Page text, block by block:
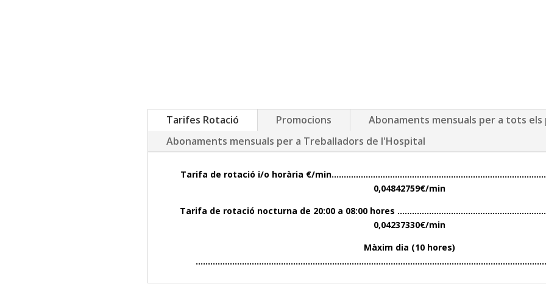
Tarifes Rotació Promocions
Abonaments mensuals per a tots els
Abonaments mensuals per a Treballadors de l'Hospital
Tarifa de rotació i/o horària €/
0,04842759€/min
Tarifa de rotació nocturna de 20:00 a 08:00 hores
0,04237330€/min
Màxim dia (10 hores)